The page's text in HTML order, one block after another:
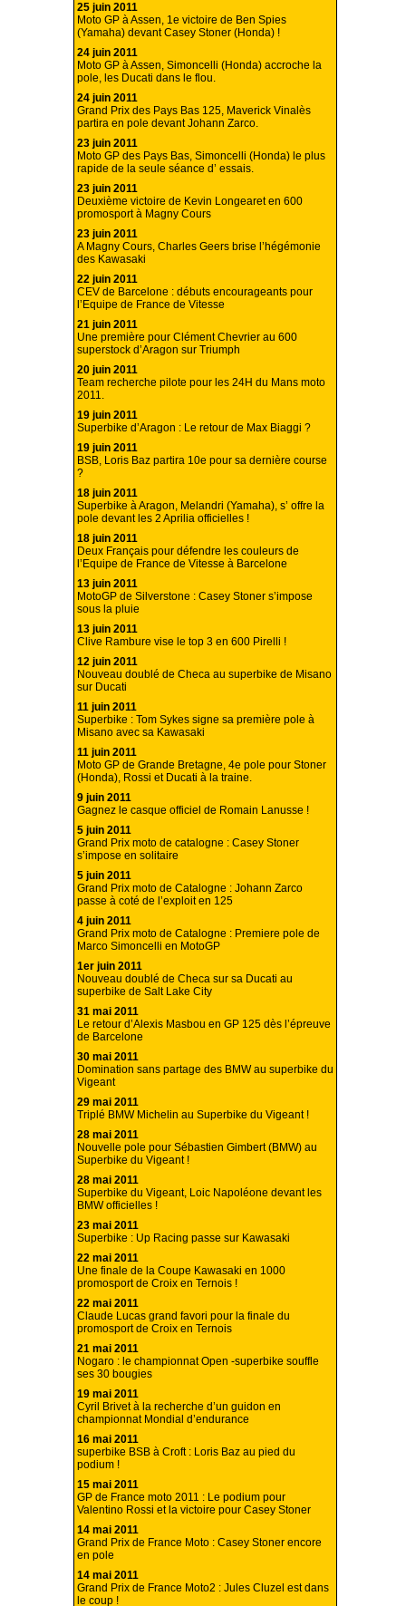
25 juin 2011
Moto GP à Assen, 1e victoire de Ben Spies
(Yamaha) devant Casey Stoner (Honda) !
24 juin 2011
Moto GP à Assen, Simoncelli (Honda) accroche la
pole, les Ducati dans le flou.
24 juin 2011
Grand Prix des Pays Bas 125, Maverick Vinalès
partira en pole devant Johann Zarco.
23 juin 2011
Moto GP des Pays Bas, Simoncelli (Honda) le plus
rapide de la seule séance d’ essais.
23 juin 2011
Deuxième victoire de Kevin Longearet en 600
promosport à Magny Cours
23 juin 2011
A Magny Cours, Charles Geers brise l’hégémonie
des Kawasaki
22 juin 2011
CEV de Barcelone : débuts encourageants pour
l’Equipe de France de Vitesse
21 juin 2011
Une première pour Clément Chevrier au 600
superstock d’Aragon sur Triumph
20 juin 2011
Team recherche pilote pour les 24H du Mans moto
2011.
19 juin 2011
Superbike d’Aragon : Le retour de Max Biaggi ?
19 juin 2011
BSB, Loris Baz partira 10e pour sa dernière course
?
18 juin 2011
Superbike à Aragon, Melandri (Yamaha), s’ offre la
pole devant les 2 Aprilia officielles !
18 juin 2011
Deux Français pour défendre les couleurs de
l’Equipe de France de Vitesse à Barcelone
13 juin 2011
MotoGP de Silverstone : Casey Stoner s’impose
sous la pluie
13 juin 2011
Clive Rambure vise le top 3 en 600 Pirelli !
12 juin 2011
Nouveau doublé de Checa au superbike de Misano
sur Ducati
11 juin 2011
Superbike : Tom Sykes signe sa première pole à
Misano avec sa Kawasaki
11 juin 2011
Moto GP de Grande Bretagne, 4e pole pour Stoner
(Honda), Rossi et Ducati à la traine.
9 juin 2011
Gagnez le casque officiel de Romain Lanusse !
5 juin 2011
Grand Prix moto de catalogne : Casey Stoner
s’impose en solitaire
5 juin 2011
Grand Prix moto de Catalogne : Johann Zarco
passe à coté de l’exploit en 125
4 juin 2011
Grand Prix moto de Catalogne : Premiere pole de
Marco Simoncelli en MotoGP
1er juin 2011
Nouveau doublé de Checa sur sa Ducati au
superbike de Salt Lake City
31 mai 2011
Le retour d’Alexis Masbou en GP 125 dès l’épreuve
de Barcelone
30 mai 2011
Domination sans partage des BMW au superbike du
Vigeant
29 mai 2011
Triplé BMW Michelin au Superbike du Vigeant !
28 mai 2011
Nouvelle pole pour Sébastien Gimbert (BMW) au
Superbike du Vigeant !
28 mai 2011
Superbike du Vigeant, Loic Napoléone devant les
BMW officielles !
23 mai 2011
Superbike : Up Racing passe sur Kawasaki
22 mai 2011
Une finale de la Coupe Kawasaki en 1000
promosport de Croix en Ternois !
22 mai 2011
Claude Lucas grand favori pour la finale du
promosport de Croix en Ternois
21 mai 2011
Nogaro : le championnat Open -superbike souffle
ses 30 bougies
19 mai 2011
Cyril Brivet à la recherche d’un guidon en
championnat Mondial d’endurance
16 mai 2011
superbike BSB à Croft : Loris Baz au pied du
podium !
15 mai 2011
GP de France moto 2011 : Le podium pour
Valentino Rossi et la victoire pour Casey Stoner
14 mai 2011
Grand Prix de France Moto : Casey Stoner encore
en pole
14 mai 2011
Grand Prix de France Moto2 : Jules Cluzel est dans
le coup !